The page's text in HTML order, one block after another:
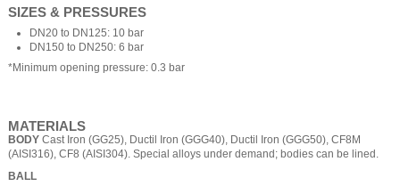
SIZES & PRESSURES
DN20 to DN125: 10 bar
DN150 to DN250: 6 bar
*Minimum opening pressure: 0.3 bar
MATERIALS
BODY Cast Iron (GG25), Ductil Iron (GGG40), Ductil Iron (GGG50), CF8M
(AISI316), CF8 (AISI304). Special alloys under demand; bodies can be lined.
BALL